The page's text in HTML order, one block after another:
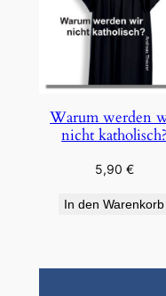
Warum werden
nicht katholisch?
5,90 €
In den Warenkorb